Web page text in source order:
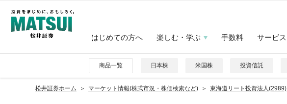
はじめての方へ 楽しむ・学ぶ 手数料 サービス
商品一覧 日本株 米国株 投資信託
松井証券ホーム マーケット情報(株式市況・株価検索など) 東海道リート投資法人(2989)